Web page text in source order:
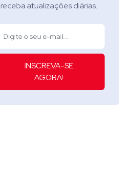
receba atualizações diárias.
INSCREVA-SE
AGORA!